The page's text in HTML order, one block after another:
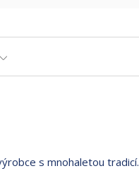
s mnohaletou tradicí.